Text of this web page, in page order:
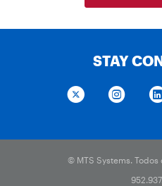
STAY
© MTS Systems.